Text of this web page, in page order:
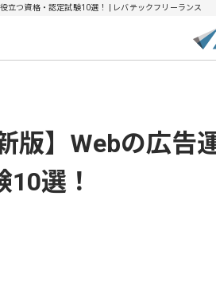
立つ資格・認定試験10選！ | レバテックフリーランス
版】Webの広告
選！